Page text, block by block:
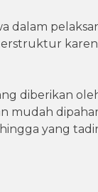
diberikan
mudah
yang